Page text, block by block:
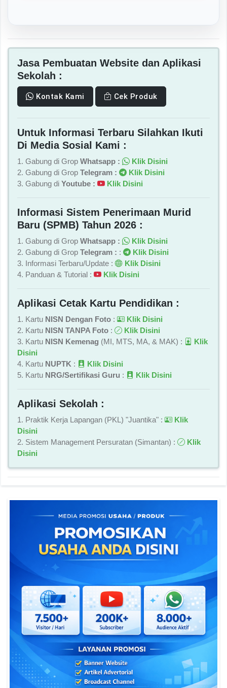
Jasa Pembuatan Website dan Aplikasi
Sekolah :
Kontak Kami Cek Produk
Untuk Informasi Terbaru Silahkan Ikuti
Di Media Sosial Kami :
1. Gabung di Grop Whatsapp :
Klik Disini
2. Gabung di Grop Telegram :
Klik Disini
3. Gabung di Youtube : Klik Disini
Informasi Sistem Penerimaan Murid
Baru (SPMB) Tahun 2026 :
1. Gabung di Grop Whatsapp :
Klik Disini
2. Gabung di Grop Telegram : :
Klik Disini
3. Informasi Terbaru/Update :
Klik Disini
4. Panduan & Tutorial :
Klik Disini
Aplikasi Cetak Kartu Pendidikan :
1. Kartu NISN Dengan Foto :
Klik Disini
2. Kartu NISN TANPA Foto :
Klik Disini
3. Kartu NISN Kemenag (MI, MTS, MA, & MAK) :
Klik
Disini
4. Kartu NUPTK :
Klik Disini
5. Kartu NRG/Sertifikasi Guru : Klik Disini
Aplikasi Sekolah :
1. Praktik Kerja Lapangan (PKL) "Juantika" :
Klik
Disini
2. Sistem Management Persuratan (Simantan) :
Klik
Disini